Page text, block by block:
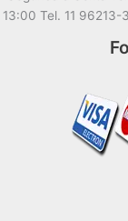
13:00 Tel. 11